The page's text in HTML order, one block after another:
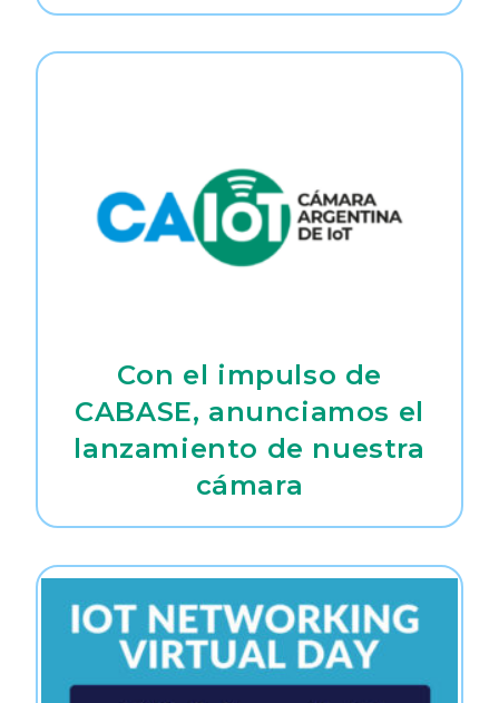
Con el impulso de
CABASE, anunciamos el
lanzamiento de nuestra
cámara